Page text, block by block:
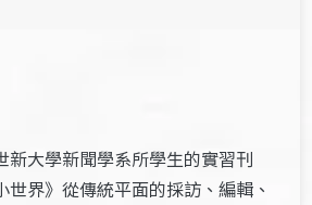
新大學新聞學系所學生的實習刊
世界》從傳統平面的採訪、編輯、